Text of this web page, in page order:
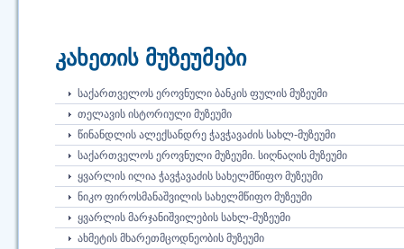
კახეთის მუზეუმები
ᲡᲐᲥᲐᲠᲗᲕᲔᲚᲝᲡ ᲔᲠᲝᲕᲜᲣᲚᲘ ᲑᲐᲜᲙᲘᲡ ᲤᲣᲚᲘᲡ ᲛᲣᲖᲔᲣᲛᲘ
ᲗᲔᲚᲐᲕᲘᲡ ᲘᲡᲢᲝᲠᲘᲣᲚᲘ ᲛᲣᲖᲔᲣᲛᲘ
ᲬᲘᲜᲐᲜᲓᲚᲘᲡ ᲐᲚᲔᲥᲡᲐᲜᲓᲠᲔ ᲭᲐᲕᲭᲐᲕᲐᲫᲘᲡ ᲡᲐᲮᲚ-ᲛᲣᲖᲔᲣᲛᲘ
ᲡᲐᲥᲐᲠᲗᲕᲔᲚᲝᲡ ᲔᲠᲝᲕᲜᲣᲚᲘ ᲛᲣᲖᲔᲣᲛᲘ. ᲡᲘᲦᲜᲐᲦᲘᲡ ᲛᲣᲖᲔᲣᲛᲘ
ᲧᲕᲐᲠᲚᲘᲡ ᲘᲚᲘᲐ ᲭᲐᲕᲭᲐᲕᲐᲫᲘᲡ ᲡᲐᲮᲔᲚᲛᲬᲘᲤᲝ ᲛᲣᲖᲔᲣᲛᲘ
ᲜᲘᲙᲝ ᲤᲘᲠᲝᲡᲛᲐᲜᲐᲨᲕᲘᲚᲘᲡ ᲡᲐᲮᲔᲚᲛᲬᲘᲤᲝ ᲛᲣᲖᲔᲣᲛᲘ
ᲧᲕᲐᲠᲚᲘᲡ ᲛᲐᲠᲯᲐᲜᲘᲨᲕᲘᲚᲔᲑᲘᲡ ᲡᲐᲮᲚ-ᲛᲣᲖᲔᲣᲛᲘ
ᲐᲮᲛᲔᲢᲘᲡ ᲛᲮᲐᲠᲔᲗᲛᲪᲝᲓᲜᲔᲝᲑᲘᲡ ᲛᲣᲖᲔᲣᲛᲘ